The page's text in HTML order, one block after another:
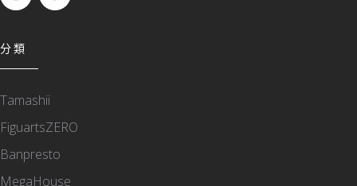
分類
Tamashii
FiguartsZERO
Banpresto
MegaHouse